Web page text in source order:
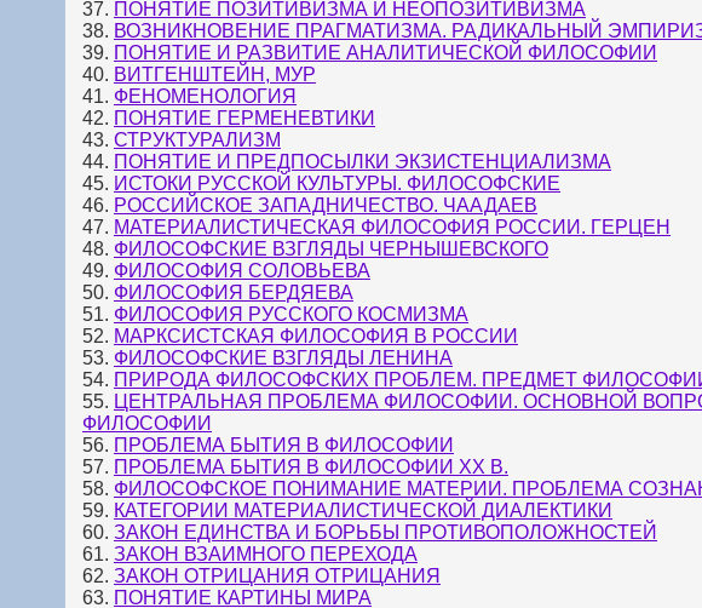
37. ПОНЯТИЕ ПОЗИТИВИЗМА И НЕОПОЗИТИВИЗМА
38. ВОЗНИКНОВЕНИЕ ПРАГМАТИЗМА. РАДИКАЛЬНЫЙ
39. ПОНЯТИЕ И РАЗВИТИЕ АНАЛИТИЧЕСКОЙ ФИЛОСОФИИ
40. ВИТГЕНШТЕЙН, МУР
41. ФЕНОМЕНОЛОГИЯ
42. ПОНЯТИЕ ГЕРМЕНЕВТИКИ
43. СТРУКТУРАЛИЗМ
44. ПОНЯТИЕ И ПРЕДПОСЫЛКИ ЭКЗИСТЕНЦИАЛИЗМА
45. ИСТОКИ РУССКОЙ КУЛЬТУРЫ. ФИЛОСОФСКИЕ
46. РОССИЙСКОЕ ЗАПАДНИЧЕСТВО. ЧААДАЕВ
47. МАТЕРИАЛИСТИЧЕСКАЯ ФИЛОСОФИЯ РОССИИ. ГЕРЦЕН
48. ФИЛОСОФСКИЕ ВЗГЛЯДЫ ЧЕРНЫШЕВСКОГО
49. ФИЛОСОФИЯ СОЛОВЬЕВА
50. ФИЛОСОФИЯ БЕРДЯЕВА
51. ФИЛОСОФИЯ РУССКОГО КОСМИЗМА
52. МАРКСИСТСКАЯ ФИЛОСОФИЯ В РОССИИ
53. ФИЛОСОФСКИЕ ВЗГЛЯДЫ ЛЕНИНА
54. ПРИРОДА ФИЛОСОФСКИХ ПРОБЛЕМ. ПРЕДМЕТ
55. ЦЕНТРАЛЬНАЯ ПРОБЛЕМА ФИЛОСОФИИ. ОСНОВНОЙ
ФИЛОСОФИИ
56. ПРОБЛЕМА БЫТИЯ В ФИЛОСОФИИ
57. ПРОБЛЕМА БЫТИЯ В ФИЛОСОФИИ XX В.
58. ФИЛОСОФСКОЕ ПОНИМАНИЕ МАТЕРИИ. ПРОБЛЕМА
59. КАТЕГОРИИ МАТЕРИАЛИСТИЧЕСКОЙ ДИАЛЕКТИКИ
60. ЗАКОН ЕДИНСТВА И БОРЬБЫ ПРОТИВОПОЛОЖНОСТЕЙ
61. ЗАКОН ВЗАИМНОГО ПЕРЕХОДА
62. ЗАКОН ОТРИЦАНИЯ ОТРИЦАНИЯ
63. ПОНЯТИЕ КАРТИНЫ МИРА